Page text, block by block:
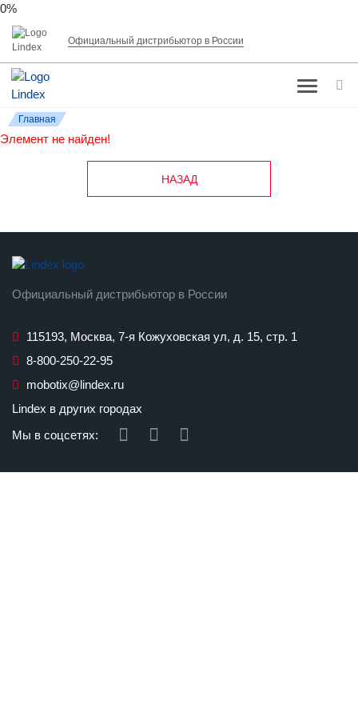
0%
Официальный дистрибьютор в России
Главная
Элемент не найден!
НАЗАД
Официальный дистрибьютор в России
115193, Москва, 7-я Кожуховская ул, д. 15, стр. 1
8-800-250-22-95
mobotix@lindex.ru
Lindex в других городах
Мы в соцсетях: